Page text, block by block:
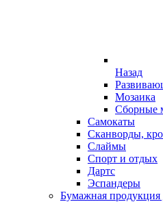
Назад
Мозаика
Сборные
Самокаты
Сканворды,
Слаймы
Спорт и отдых
Дартс
Эспандеры
Бумажная